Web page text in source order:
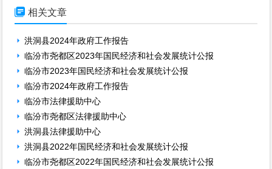
 相关文章
洪洞县2024年政府工作报告
临汾市尧都区2023年国民经济和社会发展统计公报
临汾市2023年国民经济和社会发展统计公报
临汾市2024年政府工作报告
临汾市法律援助中心
临汾市尧都区法律援助中心
洪洞县法律援助中心
洪洞县2022年国民经济和社会发展统计公报
临汾市尧都区2022年国民经济和社会发展统计公报